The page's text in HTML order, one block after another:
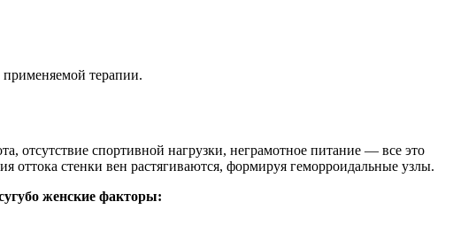
применяемой терапии.
отсутствие спортивной нагрузки, неграмотное питание — все это
оттока стенки вен растягиваются, формируя геморроидальные узлы.
женские факторы: